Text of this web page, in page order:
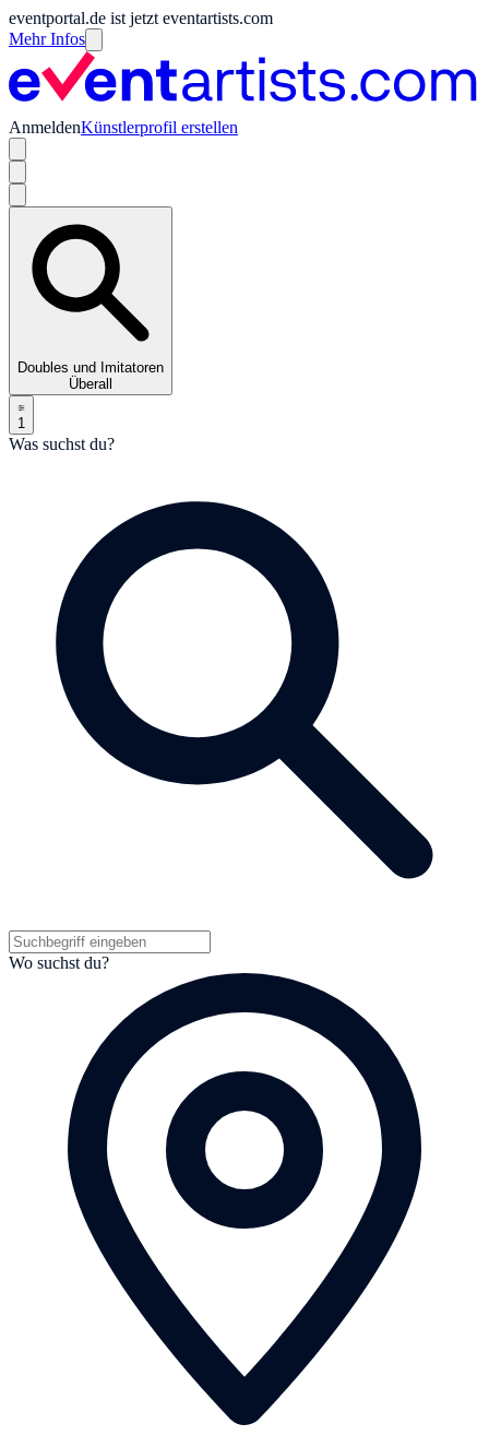
eventportal.de ist jetzt eventartists.com
Mehr Infos
AnmeldenKünstlerprofil erstellen
Doubles und Imitatoren
Überall
1
Was suchst du?
Wo suchst du?